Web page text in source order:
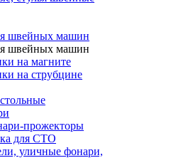
швейных машин
швейных машин
на магните
на струбцине
прожекторы
для СТО
уличные фонари,